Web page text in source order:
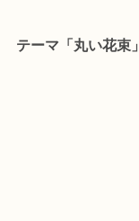
テーマ「丸い花束」